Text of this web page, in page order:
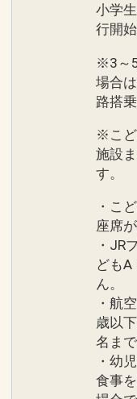
小学
行開
※3～
場合
路搭
※こど
施設
す。
・こ
座席
・JR
どもA
ん。
・航
歳以
名ま
・幼
食事